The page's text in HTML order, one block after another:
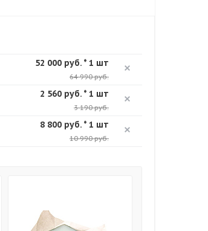
52 000 руб. * 1 шт
64 990 руб.
2 560 руб. * 1 шт
3 190 руб.
8 800 руб. * 1 шт
10 990 руб.